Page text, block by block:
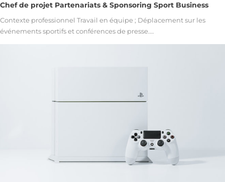
Chef de projet Partenariats & Sponsoring Sport Business
Contexte professionnel Travail en équipe ; Déplacement sur les
événements sportifs et conférences de presse.…